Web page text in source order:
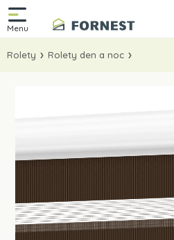
Rolety Rolety den a noc